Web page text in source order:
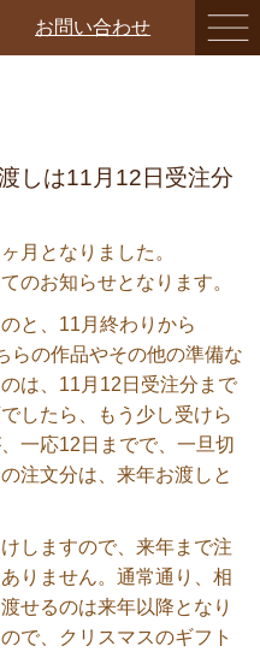
お問い合わせ
しは11月12日受注分
月となりました。
のお知らせとなります。
と、11月終わりから
らの作品やその他の準備な
は、11月12日受注分まで
したら、もう少し受けら
一応12日までで、一旦切
注文分は、来年お渡しと
しますので、来年まで注
りません。通常通り、相
せるのは来年以降となり
で、クリスマスのギフト